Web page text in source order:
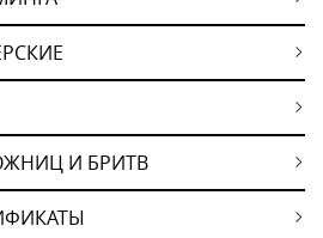
И БРИТВ